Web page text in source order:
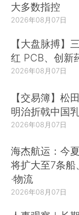
大多数指控
2026年08月07日
【大盘脉搏】
红 PCB、创新
2026年08月07日
【交易簿】松
明治折戟中国
2026年08月07日
海杰航运：今
将扩大至7条
·物流
2026年08月07日